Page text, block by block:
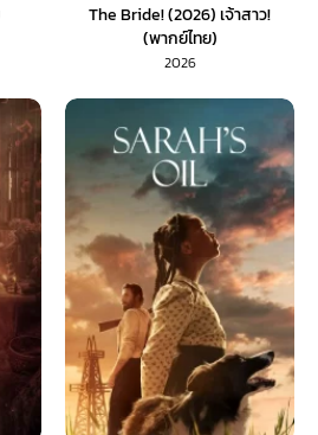
The Bride! (2026) เจ้าสาว!
(พากย์ไทย)
2026